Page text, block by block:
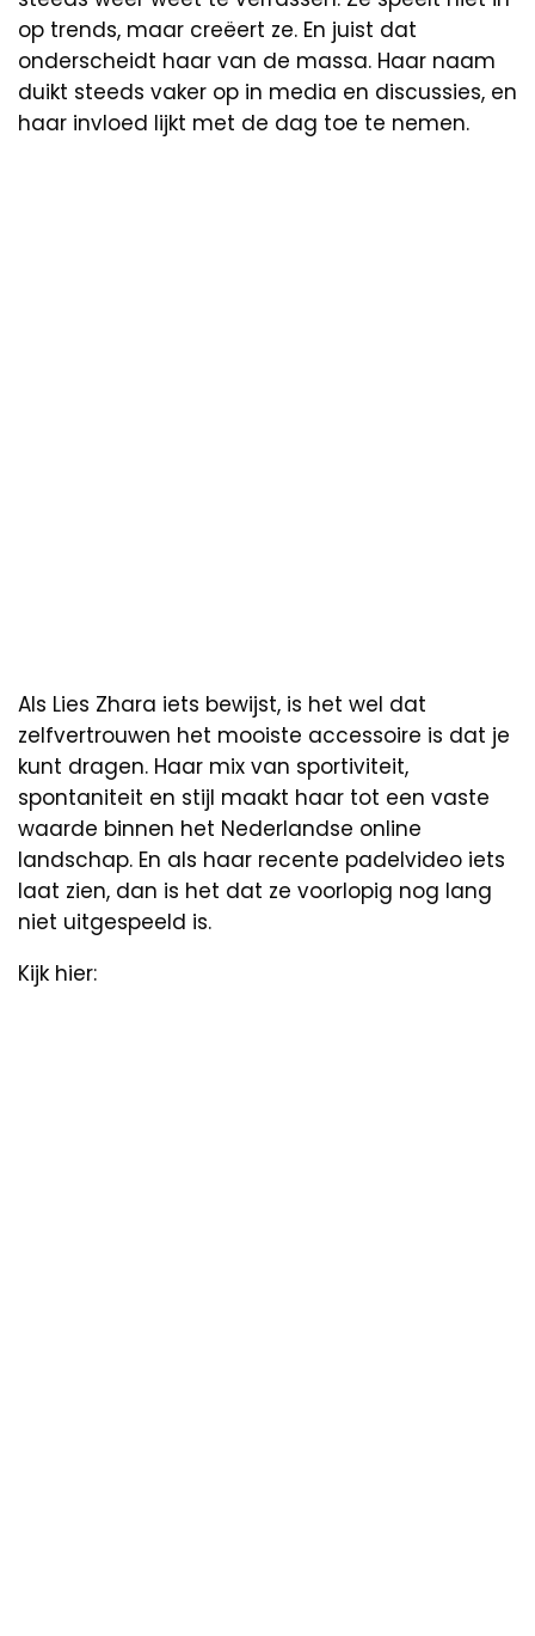
op trends, maar creëert ze. En juist dat
onderscheidt haar van de massa. Haar naam
duikt steeds vaker op in media en discussies, en
haar invloed lijkt met de dag toe te nemen.
Als Lies Zhara iets bewijst, is het wel dat
zelfvertrouwen het mooiste accessoire is dat je
kunt dragen. Haar mix van sportiviteit,
spontaniteit en stijl maakt haar tot een vaste
waarde binnen het Nederlandse online
landschap. En als haar recente padelvideo iets
laat zien, dan is het dat ze voorlopig nog lang
niet uitgespeeld is.
Kijk hier: